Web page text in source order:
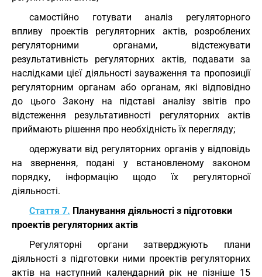
самостійно готувати аналіз регуляторного
впливу проектів регуляторних актів, розроблених
регуляторними органами, відстежувати
результативність регуляторних актів, подавати за
наслідками цієї діяльності зауваження та пропозиції
регуляторним органам або органам, які відповідно
до цього Закону на підставі аналізу звітів про
відстеження результативності регуляторних актів
приймають рішення про необхідність їх перегляду;
одержувати від регуляторних органів у відповідь
на звернення, подані у встановленому законом
порядку, інформацію щодо їх регуляторної
діяльності.
Стаття 7. Планування діяльності з підготовки
проектів регуляторних актів
Регуляторні органи затверджують плани
діяльності з підготовки ними проектів регуляторних
актів на наступний календарний рік не пізніше 15